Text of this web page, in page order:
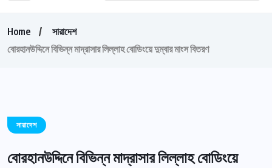
Home
সারাদেশ
বোরহানউদ্দিনে বিভিন্ন মাদ্রাসার লিল্লাহ বোডিংয়ে দুম্বার মাংস বিতরণ
সারাদেশ
বোরহানউদ্দিনে বিভিন্ন মাদ্রাসার লিল্লাহ বোডিংয়ে